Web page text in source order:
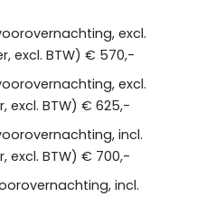
excl.
excl. BTW) € 570,-
excl.
excl. BTW) € 625,-
incl.
excl. BTW) € 700,-
incl.